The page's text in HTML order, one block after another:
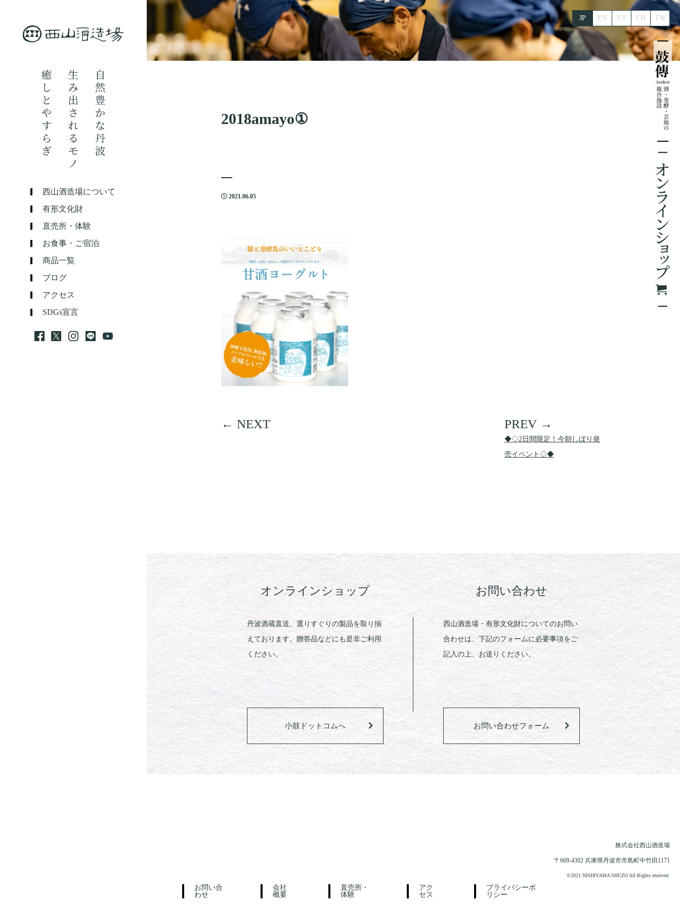
西山酒造場について
有形文化財
直売所・体験
お食事・ご宿泊
商品一覧
ブログ
アクセス
SDGs宣言
EN ES
JP CH TW
2018amayo①
2021.06.05
◆◇2日間限定！今朝しぼり発
売イベント◇◆
オンラインショップ
丹波酒蔵直送、選りすぐりの製品を取り揃
えております。贈答品などにも是非ご利用
ください。
小鼓ドットコムへ
お問い合わせ
西山酒造場・有形文化財についてのお問い
合わせは、下記のフォームに必要事項をご
記入の上、お送りください。
お問い合わせフォーム
株式会社西山酒造場
〒669-4302 兵庫県丹波市市島町中竹田1171
お問い合
わせ
会社
概要
直売所・
体験
アク
セス
プライバシーポ
リシー
©2021 NISHIYAMA SHUZO All Rights reserved.